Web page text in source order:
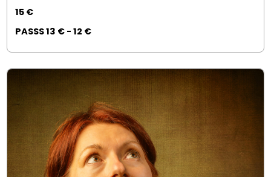
15 €
PASSS 13 € - 12 €